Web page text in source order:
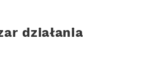
działania